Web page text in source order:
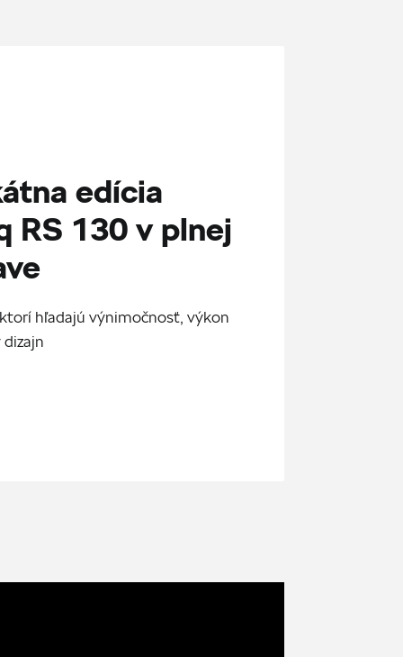
edícia
RS 130 v plnej
hľadajú výnimočnosť, výkon
dizajn